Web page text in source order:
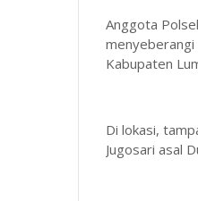
Anggota
menyeberangi
Kabupaten
Di lokasi,
Jugosari asal